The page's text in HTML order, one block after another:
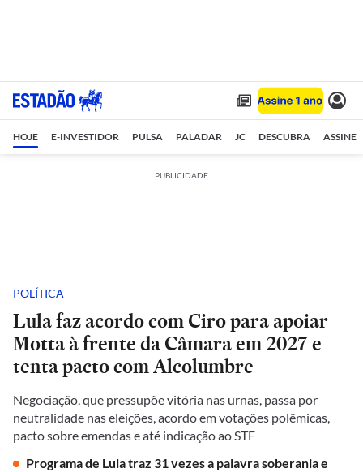
HOJE E-INVESTIDOR PULSA PALADAR JC DESCUBRA ASSINE
PUBLICIDADE
POLÍTICA
Lula faz acordo com Ciro para apoiar
Motta à frente da Câmara em 2027 e
tenta pacto com Alcolumbre
Negociação, que pressupõe vitória nas urnas, passa por
neutralidade nas eleições, acordo em votações polêmicas,
pacto sobre emendas e até indicação ao STF
Programa de Lula traz 31 vezes a palavra soberania e